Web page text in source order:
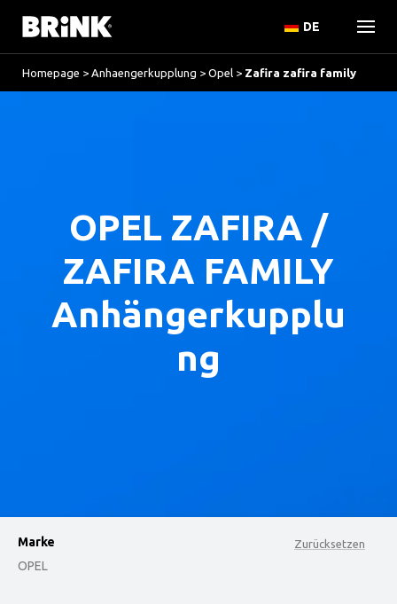
DE
Homepage > Anhaengerkupplung > Opel > Zafira zafira family
OPEL ZAFIRA /
ZAFIRA FAMILY
Anhängerkupplu
ng
Zurücksetzen
Marke
OPEL